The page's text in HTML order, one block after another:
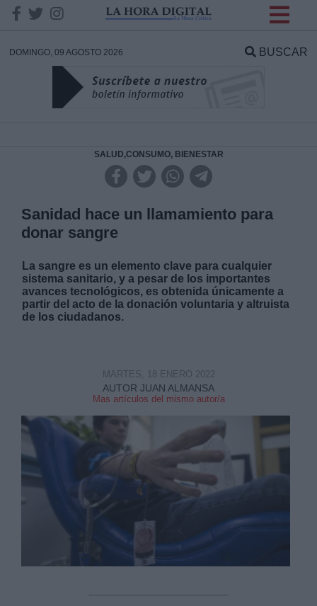
DOMINGO, 09 AGOSTO 2026 BUSCAR
SALUD,CONSUMO, BIENESTAR
Sanidad hace un llamamiento para
donar sangre
La sangre es un elemento clave para cualquier
sistema sanitario, y a pesar de los importantes
avances tecnológicos, es obtenida únicamente a
partir del acto de la donación voluntaria y altruista
de los ciudadanos.
AUTOR JUAN ALMANSA
Mas artículos del mismo autor/a
MARTES, 18 ENERO 2022
DATOS
Responsable:
Destinatarios:
link
Información adicional